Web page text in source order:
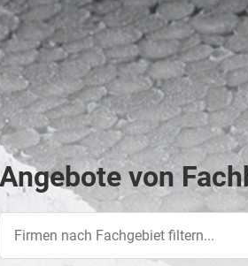
Angebote von